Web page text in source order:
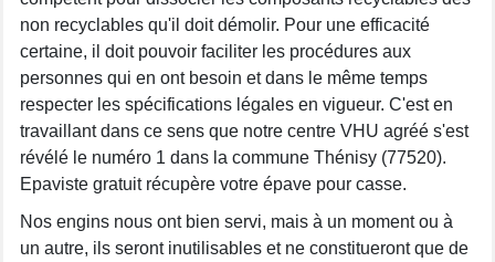
non recyclables qu'il doit démolir. Pour une efficacité
certaine, il doit pouvoir faciliter les procédures aux
personnes qui en ont besoin et dans le même temps
respecter les spécifications légales en vigueur. C'est en
travaillant dans ce sens que notre centre VHU agréé s'est
révélé le numéro 1 dans la commune Thénisy (77520).
Epaviste gratuit récupère votre épave pour casse.
Nos engins nous ont bien servi, mais à un moment ou à
un autre, ils seront inutilisables et ne constitueront que de